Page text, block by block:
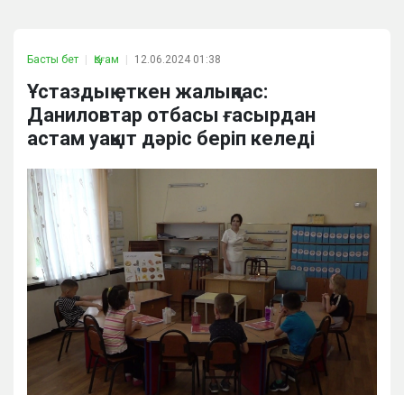
Басты бет Қоғам 12.06.2024 01:38
Ұстаздық еткен жалықпас:
Даниловтар отбасы ғасырдан
астам уақыт дәріс беріп келеді